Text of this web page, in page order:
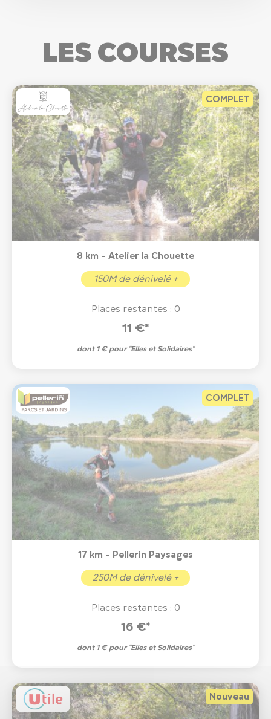
LES COURSES
COMPLET
8 km - Atelier la Chouette
150M de dénivelé +
Places restantes : 0
11 €*
dont 1 € pour "Elles et Solidaires"
COMPLET
17 km - Pellerin Paysages
250M de dénivelé +
Places restantes : 0
16 €*
dont 1 € pour "Elles et Solidaires"
Nouveau